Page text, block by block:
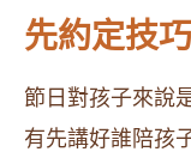
先約定技巧
節日對孩子來說
有先講好誰陪孩